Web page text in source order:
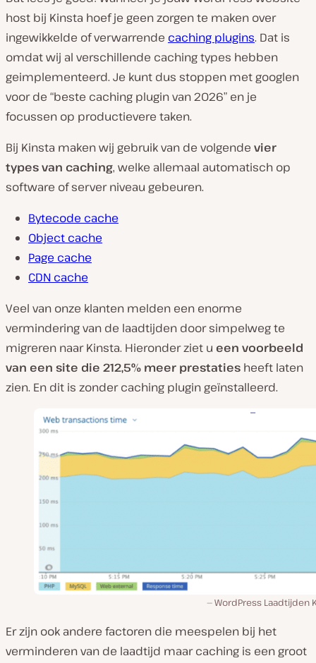
host bij Kinsta hoef je geen zorgen te maken over
ingewikkelde of verwarrende caching plugins. Dat is
omdat wij al verschillende caching types hebben
geimplementeerd. Je kunt dus stoppen met googlen
voor de “beste caching plugin van 2026” en je
focussen op productievere taken.
Bij Kinsta maken wij gebruik van de volgende vier
types van caching, welke allemaal automatisch op
software of server niveau gebeuren.
Bytecode cache
Object cache
Page cache
CDN cache
Veel van onze klanten melden een enorme
vermindering van de laadtijden door simpelweg te
migreren naar Kinsta. Hieronder ziet u een voorbeeld
van een site die 212,5% meer prestaties heeft laten
zien. En dit is zonder caching plugin geïnstalleerd.
WordPress Laadtijden
Er zijn ook andere factoren die meespelen bij het
verminderen van de laadtijd maar caching is een groot